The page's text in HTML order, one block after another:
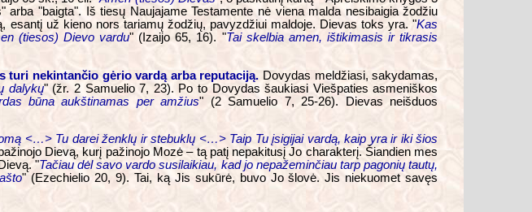
"baigta". Iš tiesų Naujajame Testamente nė viena malda nesibaigia žodžiu
už kieno nors tariamų žodžių, pavyzdžiui maldoje. Dievas toks yra. "Kas
(tiesos) Dievo vardu" (Izaijo 65, 16). "Tai skelbia amen, ištikimasis ir tikrasis
turi nekintančio gėrio vardą arba reputaciją. Dovydas meldžiasi, sakydamas,
dalykų" (žr. 2 Samuelio 7, 23). Po to Dovydas šaukiasi Viešpaties asmeniškos
būna aukštinamas per amžius" (2 Samuelio 7, 25-26). Dievas neišduos
<…> Tu darei ženklų ir stebuklų <…> Taip Tu įsigijai vardą, kaip yra ir iki šios
Dievą, kurį pažinojo Mozė – tą patį nepakitusį Jo charakterį. Šiandien mes
"Tačiau dėl savo vardo susilaikiau, kad jo nepažeminčiau tarp pagonių tautų,
" (Ezechielio 20, 9). Tai, ką Jis sukūrė, buvo Jo šlovė. Jis niekuomet savęs